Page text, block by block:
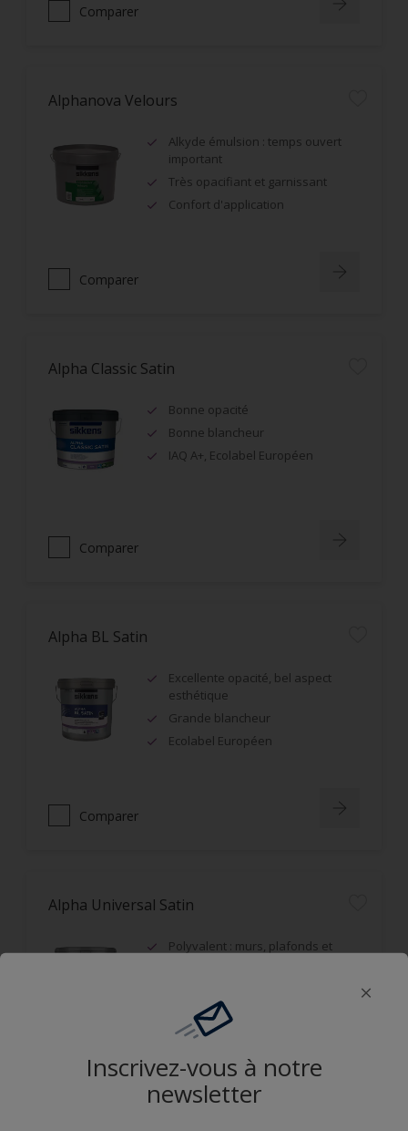
Comparer
Alphanova Velours
Alkyde émulsion : temps ouvert
important
Très opacifiant et garnissant
Confort d'application
Comparer
Alpha Classic Satin
Bonne opacité
Bonne blancheur
IAQ A+, Ecolabel Européen
Comparer
Alpha BL Satin
Excellente opacité, bel aspect
esthétique
Grande blancheur
Ecolabel Européen
Comparer
Alpha Universal Satin
Polyvalent : murs, plafonds et
Applicable mouillé sur mouillé
Inscrivez-vous à notre
newsletter